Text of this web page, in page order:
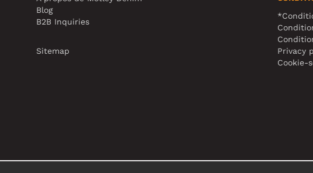
Blog
B2B Inquiries
Sitemap
Privacy
Cookie-